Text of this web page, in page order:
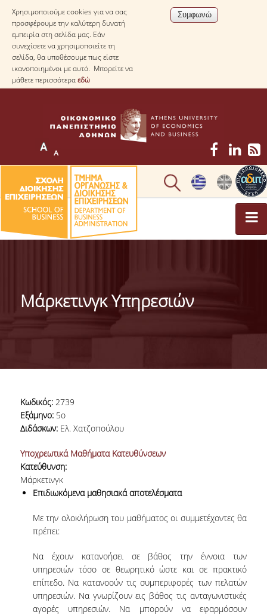
Χρησιμοποιούμε cookies για να σας
προσφέρουμε την καλύτερη δυνατή
εμπειρία στη σελίδα μας. Εάν
συνεχίσετε να χρησιμοποιείτε τη
σελίδα, θα υποθέσουμε πως είστε
ικανοποιημένοι με αυτό. Μπορείτε να
μάθετε περισσότεραεδώ
ΤΟ ΤΜΗΜΑ
ΧΑΙΡΕΤΙΣΜΟΣ ΠΡΟΕΔΡΟΥ
ΑΝΘΡΩΠΙΝΟ ΔΥΝΑΜΙΚΟ
ΕΝΤΕΤΑΛΜΕΝΟΙ ΔΙΔΑΣΚΟΝΤΕΣ ΑΚΑΔ.ΕΤΟΥΣ
ΜΕΛΗ Ε.Δ.Π
ΜΕΛΗ Ε.Τ.Ε.Π.
ΔΙΟΙΚΗΤΙΚΟ ΠΡΟΣΩΠΙΚΟ
Μάρκετινγκ Υπηρεσιών
Κωδικός: 2739
Εξάμηνο: 5ο
Διδάσκων: Ελ. Χατζοπούλου
Υποχρεωτικά Μαθήματα Κατευθύνσεων
Κατεύθυνση:
Μάρκετινγκ
Επιδιωκόμενα μαθησιακά αποτελέσματα
Με την ολοκλήρωση του μαθήματος οι συμμετέχοντες θα
πρέπει:
Να έχουν κατανοήσει σε βάθος την έννοια των
υπηρεσιών τόσο σε θεωρητικό ώστε και σε πρακτικό
επίπεδο. Να κατανοούν τις συμπεριφορές των πελατών
υπηρεσιών. Να γνωρίζουν εις βάθος τις ανταγωνιστικές
αγορές υπηρεσιών. Να μπορούν να εφαρμόσουν